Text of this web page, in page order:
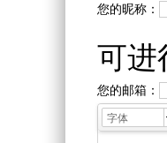
您的昵称：
可进
您的邮箱：
字体